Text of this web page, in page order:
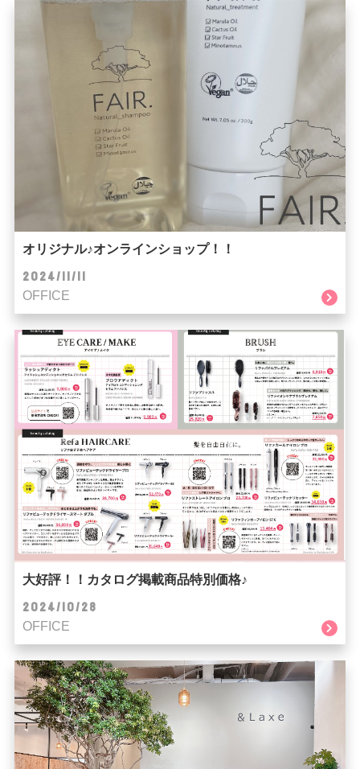
オリジナル♪オンラインショップ！！
2024/11/11
OFFICE
大好評！！カタログ掲載商品特別価格♪
2024/10/28
OFFICE